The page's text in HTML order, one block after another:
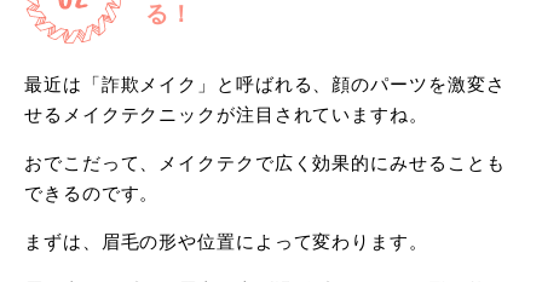
る！
最近は「詐欺メイク」と呼ばれる、顔のパーツを激変さ
せるメイクテクニックが注目されていますね。
おでこだって、メイクテクで広く効果的にみせることも
できるのです。
まずは、眉毛の形や位置によって変わります。